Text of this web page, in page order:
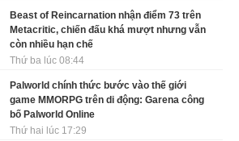
Beast of Reincarnation nhận điểm 73 trên
Metacritic, chiến đấu khá mượt nhưng vẫn
còn nhiều hạn chế
Thứ ba lúc 08:44
Palworld chính thức bước vào thế giới
game MMORPG trên di động: Garena công
bố Palworld Online
Thứ hai lúc 17:29